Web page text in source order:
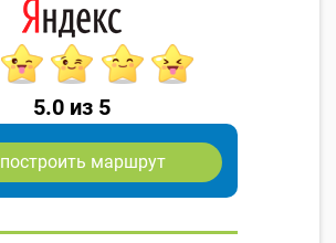
5.0 из 5
построить маршрут